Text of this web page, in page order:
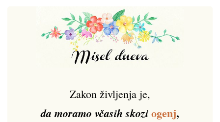
Zakon življenja je,
da moramo včasih skoziogenj,